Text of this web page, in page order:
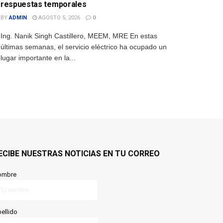
respuestas temporales
BY ADMIN AGOSTO 5, 2026 0
Ing. Nanik Singh Castillero, MEEM, MRE En estas
últimas semanas, el servicio eléctrico ha ocupado un
lugar importante en la...
NUESTRAS NOTICIAS EN TU CORREO